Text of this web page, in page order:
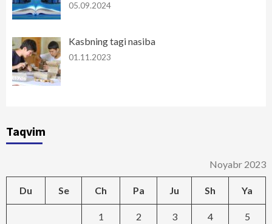
05.09.2024
Kasbning tagi nasiba
01.11.2023
Taqvim
Noyabr 2023
Du Se Ch Pa Ju Sh Ya
1 2 3 4 5